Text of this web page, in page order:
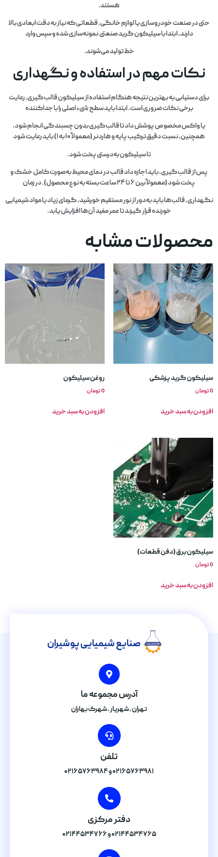
هستند.
حتی در صنعت خودروسازی یا لوازم خانگی، قطعاتی که نیاز به دقت ابعادی بالا
دارند، ابتدا با سیلیکون گرید صنعتی نمونه‌سازی شده و سپس وارد
خط تولید می‌شوند.
نکات مهم در استفاده و نگهداری
برای دستیابی به بهترین نتیجه هنگام استفاده از سیلیکون قالب‌گیری، رعایت
برخی نکات ضروری است. ابتدا باید سطح شیء اصلی را با جداکننده
یا واکس مخصوص پوشش داد تا قالب‌گیری بدون چسبندگی انجام شود.
همچنین، نسبت دقیق ترکیب پایه و هاردنر (معمولاً ۱۰ به ۱) باید رعایت شود
تا سیلیکون به‌درستی پخت شود.
پس از قالب‌گیری، باید اجازه داد قالب در دمای محیط به‌صورت کامل خشک و
پخت شود (معمولاً بین ۶ تا ۲۴ ساعت بسته به نوع محصول). در زمان
نگهداری، قالب‌ها باید به‌دور از نور مستقیم خورشید، گرمای زیاد یا مواد شیمیایی
خورنده قرار گیرند تا عمر مفید آن‌ها افزایش یابد.
محصولات مشابه
سیلیکون گرید پزشکی
0تومان
افزودن به سبد خرید
روغن سیلیکون
0تومان
افزودن به سبد خرید
سیلیکون برق (دفن قطعات)
0تومان
افزودن به سبد خرید
صنایع شیمیایی پوشیران
آدرس مجموعه ما
تهران , شهریار . شهرک بهاران
تلفن
۰۲۱۶۵۷۶۳۹۸۱ و ۰۲۱۶۵۷۶۳۹۸۴
دفتر مرکزی
۰۲۱۴۴۵۳۴۷۶۵ و ۰۲۱۴۴۵۳۴۷۶۶